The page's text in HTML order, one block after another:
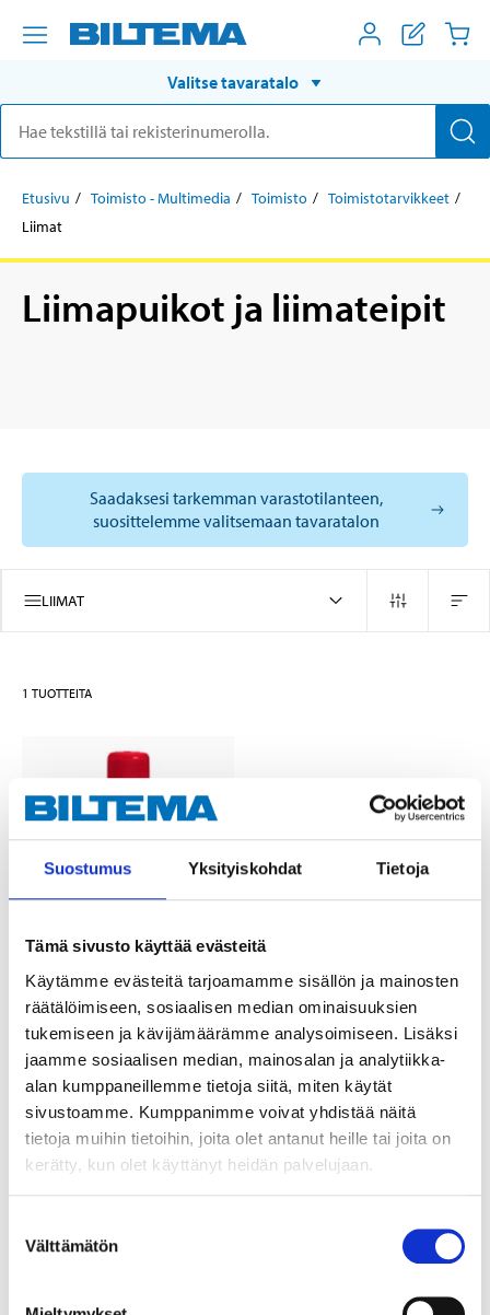
Suostumus Yksityiskohdat Tietoja
Tämä sivusto käyttää evästeitä
Käytämme evästeitä tarjoamamme sisällön ja mainosten
räätälöimiseen, sosiaalisen median ominaisuuksien
tukemiseen ja kävijämäärämme analysoimiseen. Lisäksi
jaamme sosiaalisen median, mainosalan ja analytiikka-
alan kumppaneillemme tietoja siitä, miten käytät
sivustoamme. Kumppanimme voivat yhdistää näitä
tietoja muihin tietoihin, joita olet antanut heille tai joita on
kerätty, kun olet käyttänyt heidän palvelujaan.
valinta
Välttämätön
Valitse tavaratalo
Etusivu Toimisto - Multimedia Toimisto
Toimistotarvikkeet
Liimat
Liimapuikot ja liimateipit
Saadaksesi tarkemman varastotilanteen,
suosittelemme valitsemaan tavaratalon
LIIMAT
1 TUOTTEITA
295
Liimapuikko
28-195
Tuotetta on varastossa
25tavaratalossa
Tilapäisesti loppu
verkkokaupasta